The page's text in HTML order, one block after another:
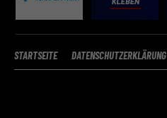
STARTSEITE DATENSCHUTZERKLÄRUNG